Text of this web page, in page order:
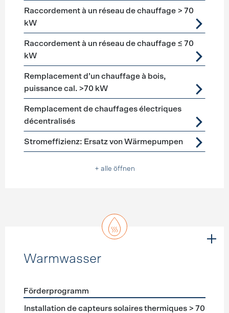
Raccordement à un réseau de chauffage > 70
kW
Raccordement à un réseau de chauffage ≤ 70
kW
Remplacement d’un chauffage à bois,
puissance cal. >70 kW
Remplacement de chauffages électriques
décentralisés
Stromeffizienz: Ersatz von Wärmepumpen
+ alle öffnen
Warmwasser
Förderprogramme Warmwasser
Förderprogramm
Installation de capteurs solaires thermiques > 70